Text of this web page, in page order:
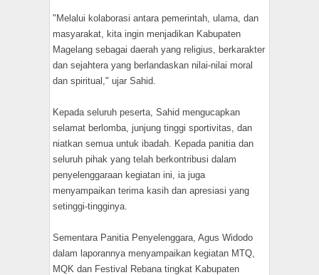
"Melalui kolaborasi antara pemerintah, ulama, dan
masyarakat, kita ingin menjadikan Kabupaten
Magelang sebagai daerah yang religius, berkarakter
dan sejahtera yang berlandaskan nilai-nilai moral
dan spiritual," ujar Sahid.
Kepada seluruh peserta, Sahid mengucapkan
selamat berlomba, junjung tinggi sportivitas, dan
niatkan semua untuk ibadah. Kepada panitia dan
seluruh pihak yang telah berkontribusi dalam
penyelenggaraan kegiatan ini, ia juga
menyampaikan terima kasih dan apresiasi yang
setinggi-tingginya.
Sementara Panitia Penyelenggara, Agus Widodo
dalam laporannya menyampaikan kegiatan MTQ,
MQK dan Festival Rebana tingkat Kabupaten